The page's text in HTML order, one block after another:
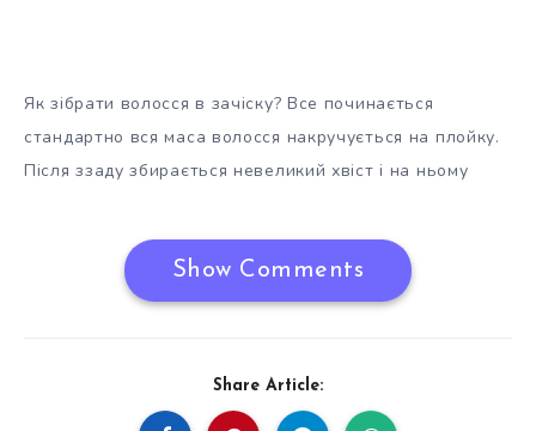
Як зібрати волосся в зачіску? Все починається
стандартно вся маса волосся накручується на плойку.
Після ззаду збирається невеликий хвіст і на ньому
Show Comments
Share Article: